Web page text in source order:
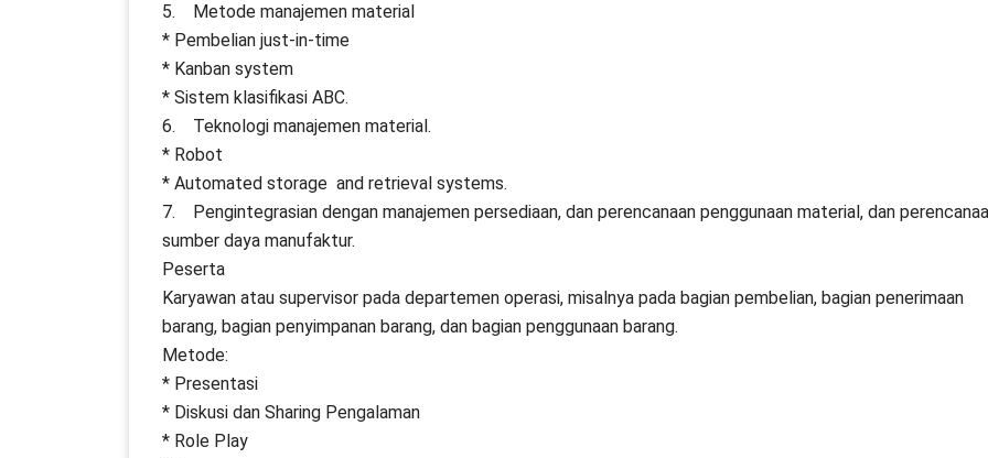
5. Metode manajemen material
* Pembelian just-in-time
* Kanban system
* Sistem klasifikasi ABC.
6. Teknologi manajemen material.
* Robot
* Automated storage and retrieval systems.
7. Pengintegrasian dengan manajemen persediaan, dan perencanaan penggunaan material, dan
sumber daya manufaktur.
Peserta
Karyawan atau supervisor pada departemen operasi, misalnya pada bagian pembelian, bagian penerimaan
barang, bagian penyimpanan barang, dan bagian penggunaan barang.
Metode:
* Presentasi
* Diskusi dan Sharing Pengalaman
* Role Play